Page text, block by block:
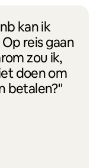
kan ik
reis gaan
zou ik,
doen om
betalen?"